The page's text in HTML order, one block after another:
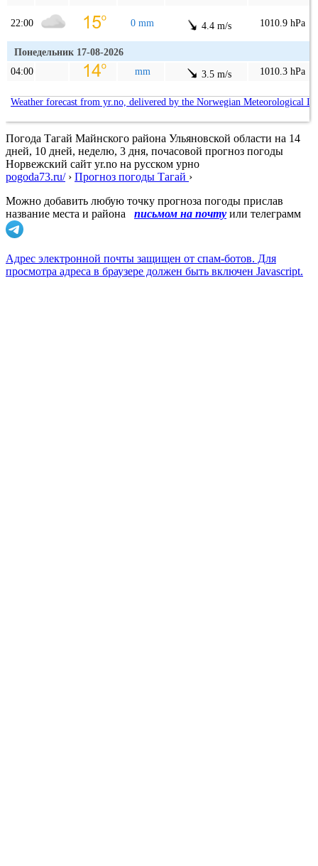
22:00 0 mm 4.4 m/s 1010.9 hPa
Понедельник 17-08-2026
04:00
mm 3.5 m/s 1010.3 hPa
Weather forecast from yr.no, delivered by the Norwegian Meteorological
Погода Тагай Майнского района Ульяновской области на 14
дней, 10 дней, неделю, 3 дня, почасовой прогноз погоды
Норвежский сайт yr.no на русском урно
pogoda73.ru/› Прогноз погоды Тагай ›
Можно добавить любую точку прогноза погоды прислав
название места и района
письмом на почту или телеграмм
Адрес электронной почты защищен от спам-ботов. Для
просмотра адреса в браузере должен быть включен Javascript.